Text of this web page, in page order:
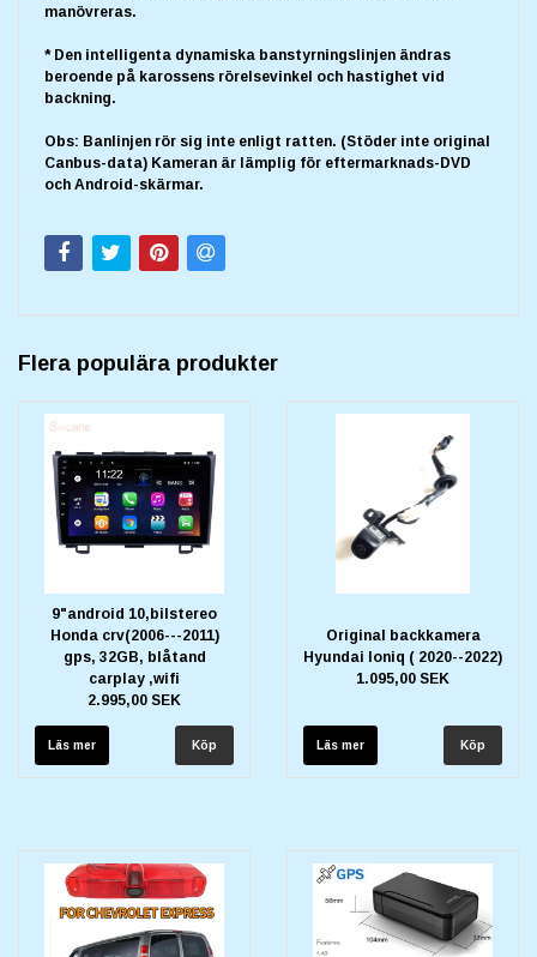
manövreras.
* Den intelligenta dynamiska banstyrningslinjen ändras
beroende på karossens rörelsevinkel och hastighet vid
backning.
Obs: Banlinjen rör sig inte enligt ratten. (Stöder inte original
Canbus-data) Kameran är lämplig för eftermarknads-DVD
och Android-skärmar.
Flera populära produkter
9"android 10,bilstereo
Honda crv(2006---2011)
gps, 32GB, blåtand
carplay ,wifi
2.995,00 SEK
Läs mer
Original backkamera
Hyundai Ioniq ( 2020--2022)
1.095,00 SEK
Läs mer